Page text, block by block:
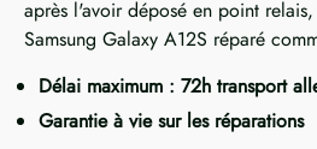
après l'avoir déposé en point
Samsung Galaxy A12S réparé
Délai maximum : 72h transport
Garantie à vie sur les réparations